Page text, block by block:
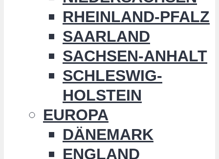
RHEINLAND-PFALZ
SAARLAND
SACHSEN-ANHALT
SCHLESWIG-
HOLSTEIN
EUROPA
DÄNEMARK
ENGLAND